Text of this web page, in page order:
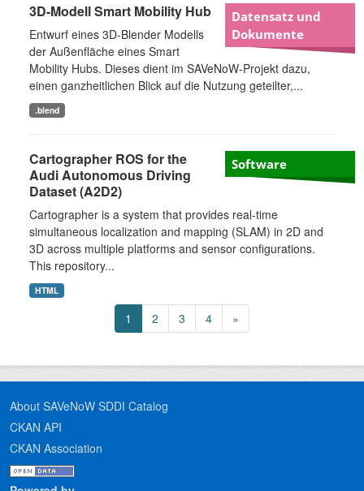
Datensatz und
Dokumente
3D-Modell Smart Mobility Hub
Entwurf eines 3D-Blender Modells
der Außenfläche eines Smart
Mobility Hubs. Dieses dient im SAVeNoW-Projekt dazu,
einen ganzheitlichen Blick auf die Nutzung geteilter,...
.blend
Software
Cartographer ROS for the
Audi Autonomous Driving
Dataset (A2D2)
Cartographer is a system that provides real-time
simultaneous localization and mapping (SLAM) in 2D and
3D across multiple platforms and sensor configurations.
This repository...
HTML
1 2 3 4 »
About SAVeNoW SDDI Catalog
CKAN API
CKAN Association